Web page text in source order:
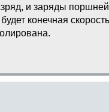
и заряды
конечная